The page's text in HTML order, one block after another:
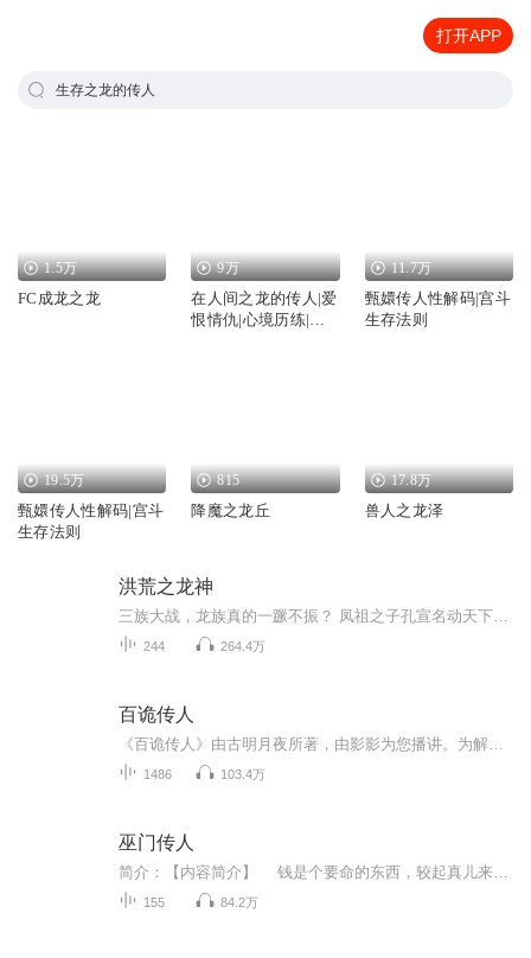
打开APP
生存之龙的传人
1.5万
FC成龙之龙
9万
在人间之龙的传人|爱
恨情仇|心境历练|我
11.7万
甄嬛传人性解码|宫斗
生存法则
19.5万
甄嬛传人性解码|宫斗
生存法则
815
降魔之龙丘
17.8万
兽人之龙泽
洪荒之龙神
244 264.4万
百诡传人
1486 103.4万
巫门传人
155 84.2万